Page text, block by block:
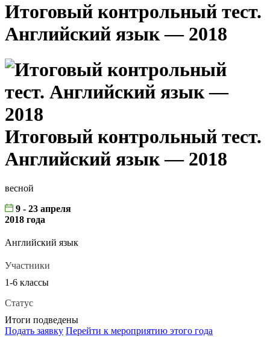
Итоговый контрольный тест.
Английский язык — 2018
Итоговый контрольный тест.
Английский язык — 2018
весной
9 - 23 апреля
2018 года
Английский язык
Участники
1-6 классы
Статус
Итоги подведены
Подать заявку Перейти к мероприятию этого года